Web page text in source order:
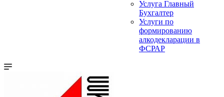
Услуга Главный
Бухгалтер
Услуги по
формированию
алкодекларации в
ФСРАР